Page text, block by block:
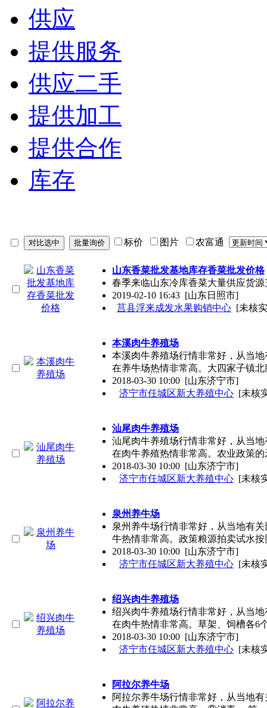
供应
提供服务
供应二手
提供加工
提供合作
库存
标价 图片 农富通
山东香菜批发基地库存香菜批发价格
春季来临山东冷库香菜大量供应货源
2019-02-10 16:43 [山东日照市]
莒县浮来成发水果购销中心 [未核
本溪肉牛养殖场
本溪肉牛养殖场行情非常好，从当
在养牛场热情非常高。大四家子镇北
2018-03-30 10:00 [山东济宁市]
济宁市任城区新大养殖中心 [未核
汕尾肉牛养殖场
汕尾肉牛养殖场行情非常好，从当
在肉牛养殖热情非常高。农业政策的
2018-03-30 10:00 [山东济宁市]
济宁市任城区新大养殖中心 [未核
泉州养牛场
泉州养牛场行情非常好，从当地有
牛热情非常高。政策粮源拍卖试水按
2018-03-30 10:00 [山东济宁市]
济宁市任城区新大养殖中心 [未核
绍兴肉牛养殖场
绍兴肉牛养殖场行情非常好，从当
在肉牛热情非常高。草架、饲槽各6
2018-03-30 10:00 [山东济宁市]
济宁市任城区新大养殖中心 [未核
阿拉尔养牛场
阿拉尔养牛场行情非常好，从当地